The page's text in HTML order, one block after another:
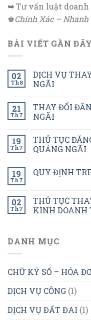
➥Tư vấn luật doanh
♚Chính Xác – Nhanh
BÀI VIẾT GẦN ĐÂY
02
Th8
DỊCH VỤ
NGÃI
21
Th7
THAY ĐỔI
NGÃI
19
Th7
THỦ TỤC
QUẢNG NGÃI
19
Th7
QUY ĐỊNH
02
Th7
THỦ TỤC
KINH DOANH
DANH MỤC
CHỮ KÝ SỐ – HÓA
DỊCH VỤ CÔNG (1)
DỊCH VỤ ĐẤT ĐAI (1)